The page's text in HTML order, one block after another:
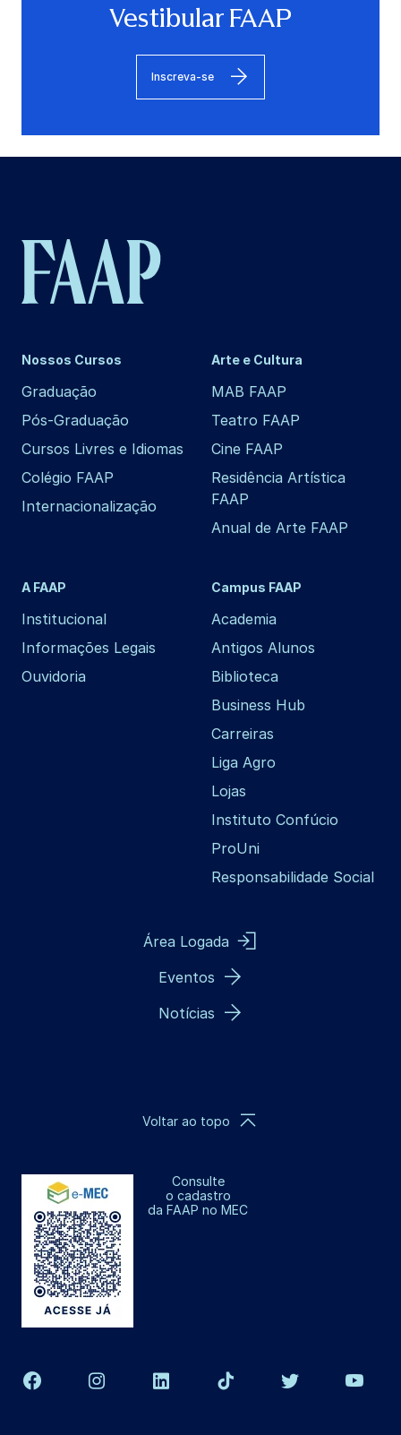
Vestibular FAAP
Inscreva-se
Nossos Cursos
Graduação
Pós-Graduação
Cursos Livres e Idiomas
Colégio FAAP
Internacionalização
Arte e Cultura
MAB FAAP
Teatro FAAP
Cine FAAP
Residência Artística
FAAP
Anual de Arte FAAP
A FAAP
Institucional
Informações Legais
Ouvidoria
Campus FAAP
Academia
Antigos Alunos
Biblioteca
Business Hub
Carreiras
Liga Agro
Lojas
Instituto Confúcio
ProUni
Responsabilidade Social
Área Logada
Eventos
Notícias
Consulte
o cadastro
da FAAP no MEC
Voltar ao topo